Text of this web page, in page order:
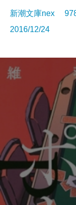
新潮文庫nex
2016/12/24